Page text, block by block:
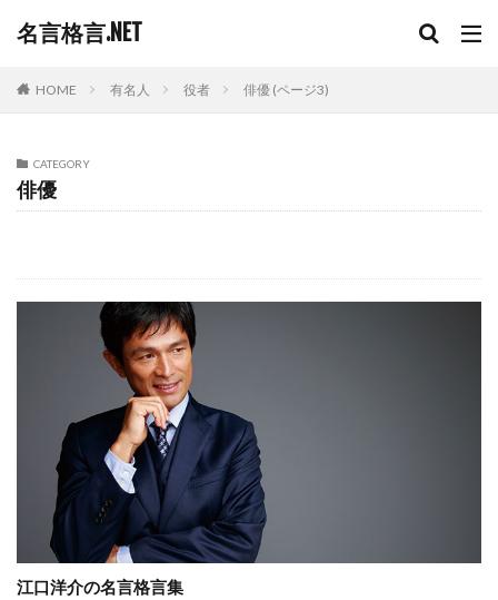
名言格言.NET
HOME 有名人 役者 俳優 (ページ3)
CATEGORY
俳優
江口洋介の名言格言集